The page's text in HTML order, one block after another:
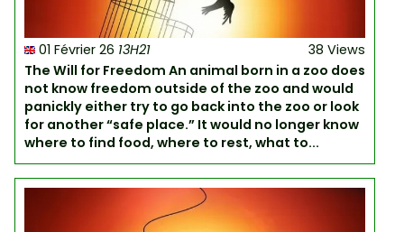
38 Views
01 Février 26 13H21
The Will for Freedom An animal born in a zoo does
not know freedom outside of the zoo and would
panickly either try to go back into the zoo or look
for another “safe place.” It would no longer know
where to find food, where to rest, what to...